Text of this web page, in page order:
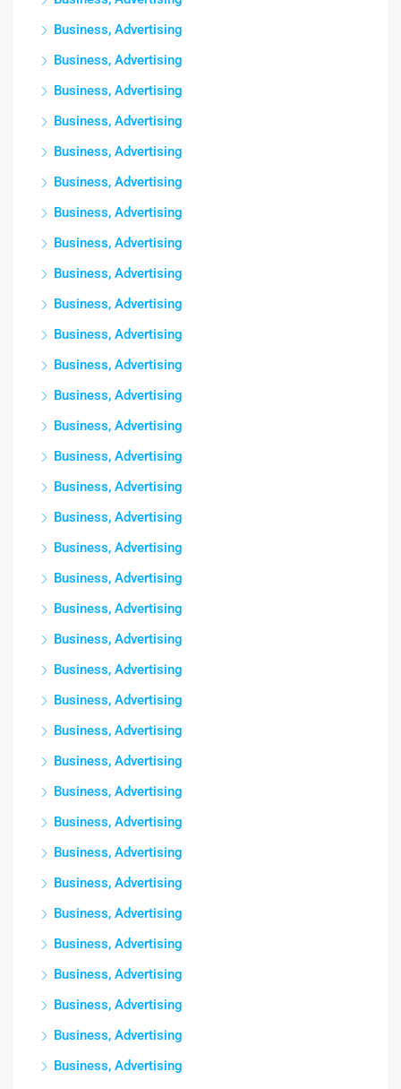
Business, Advertising
Business, Advertising
Business, Advertising
Business, Advertising
Business, Advertising
Business, Advertising
Business, Advertising
Business, Advertising
Business, Advertising
Business, Advertising
Business, Advertising
Business, Advertising
Business, Advertising
Business, Advertising
Business, Advertising
Business, Advertising
Business, Advertising
Business, Advertising
Business, Advertising
Business, Advertising
Business, Advertising
Business, Advertising
Business, Advertising
Business, Advertising
Business, Advertising
Business, Advertising
Business, Advertising
Business, Advertising
Business, Advertising
Business, Advertising
Business, Advertising
Business, Advertising
Business, Advertising
Business, Advertising
Business, Advertising